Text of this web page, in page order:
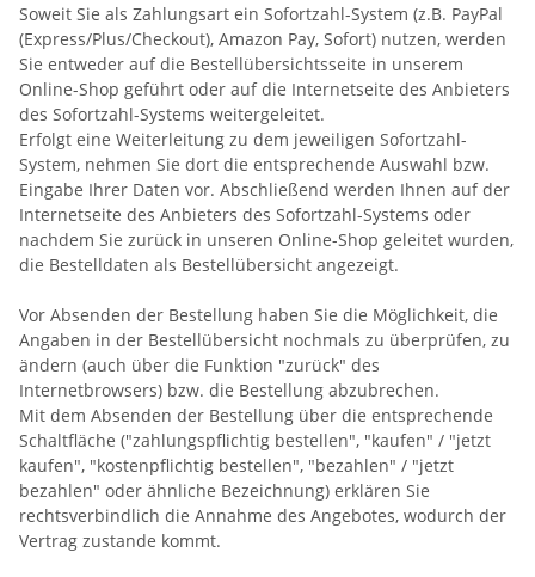
Soweit Sie als Zahlungsart ein Sofortzahl-System (z.B. PayPal
(Express/Plus/Checkout), Amazon Pay, Sofort) nutzen, werden
Sie entweder auf die Bestellübersichtsseite in unserem
Online-Shop geführt oder auf die Internetseite des Anbieters
des Sofortzahl-Systems weitergeleitet.
Erfolgt eine Weiterleitung zu dem jeweiligen Sofortzahl-
System, nehmen Sie dort die entsprechende Auswahl bzw.
Eingabe Ihrer Daten vor. Abschließend werden Ihnen auf der
Internetseite des Anbieters des Sofortzahl-Systems oder
nachdem Sie zurück in unseren Online-Shop geleitet wurden,
die Bestelldaten als Bestellübersicht angezeigt.
Vor Absenden der Bestellung haben Sie die Möglichkeit, die
Angaben in der Bestellübersicht nochmals zu überprüfen, zu
ändern (auch über die Funktion "zurück" des
Internetbrowsers) bzw. die Bestellung abzubrechen.
Mit dem Absenden der Bestellung über die entsprechende
Schaltfläche ("zahlungspflichtig bestellen", "kaufen" / "jetzt
kaufen", "kostenpflichtig bestellen", "bezahlen" / "jetzt
bezahlen" oder ähnliche Bezeichnung) erklären Sie
rechtsverbindlich die Annahme des Angebotes, wodurch der
Vertrag zustande kommt.